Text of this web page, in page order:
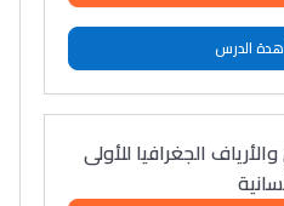
الدرس
الجغرافيا للأولى